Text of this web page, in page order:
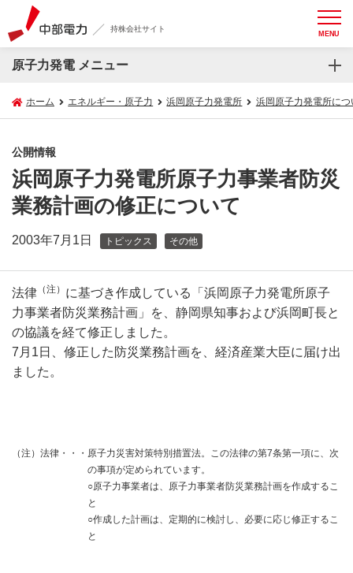
持株会社サイト MENU
原子力発電 メニュー
ホーム エネルギー・原子力 浜岡原子力発電所 浜岡原子力発電所につ
公開情報
浜岡原子力発電所原子力事業者防災
業務計画の修正について
2003年7月1日 トピックス その他
法律 （注） に基づき作成している「浜岡原子力発電所原子
力事業者防災業務計画」を、静岡県知事および浜岡町長と
の協議を経て修正しました。
7月1日、修正した防災業務計画を、経済産業大臣に届け出
ました。
（注）法律・・・ 原子力災害対策特別措置法。この法律の第7条第一項に、次
の事項が定められています。
○原子力事業者は、原子力事業者防災業務計画を作成するこ
と
○作成した計画は、定期的に検討し、必要に応じ修正するこ
と